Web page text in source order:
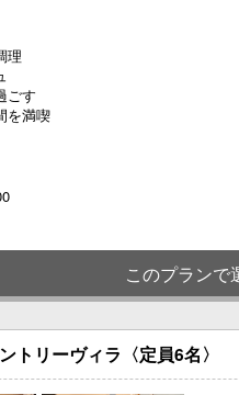
理
ごす
を満喫
このプランで
トリーヴィラ〈定員6名〉